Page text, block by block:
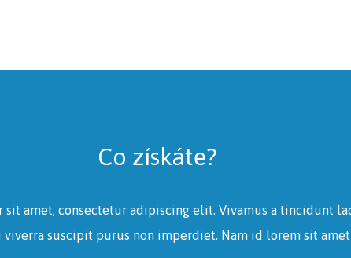
Co získáte?
amet, consectetur adipiscing elit. Vivamus a tincidunt
suscipit purus non imperdiet. Nam id lorem sit